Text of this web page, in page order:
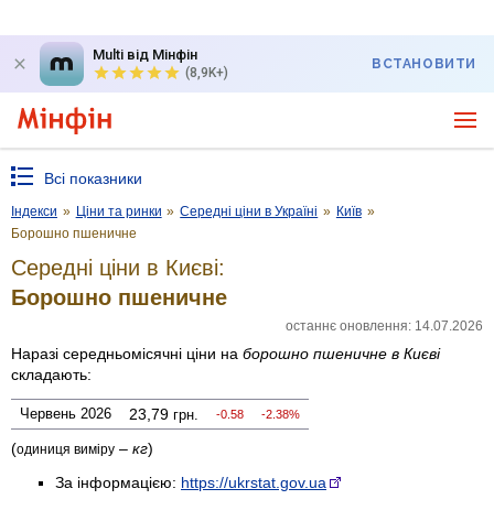
Multi від Мінфін
(8,9K+)
ВСТАНОВИТИ
Всі показники
Індекси » Ціни та ринки » Середні ціни в Україні » Київ »
Борошно пшеничне
Середні ціни в Києві:
Борошно пшеничне
останнє оновлення: 14.07.2026
Наразі середньомісячні ціни на борошно пшеничне в Києві
складають:
Червень 2026 23,79 грн. -0.58 -2.38%
(одиниця виміру – кг)
За інформацією: https://ukrstat.gov.ua